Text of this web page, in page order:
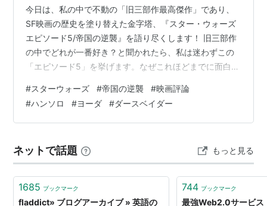
運営会社：セレゴ・ジャパン株式会社
今日は、私の中で不動の「旧三部作最高傑作」であり、
SF映画の歴史を塗り替えた金字塔、『スター・ウォーズ
エピソード5/帝国の逆襲』を語り尽くします！ 旧三部作
の中でどれが一番好き？と聞かれたら、私は迷わずこの
「エピソード5」を挙げます。なぜこれほどまでに面白い
事には『エピソード5/帝国の逆襲』およびシリーズ後半
の重大なネタバレが含まれます。未視聴の方はご注意く
ださい！ 出典：Disney+ 公式YouTube スター・ウォーズ
ープラス）より 👇シリーズの原点『エピソード4』につ
い…
#スターウォーズ #帝国の逆襲 #映画評論
#ハンソロ #ヨーダ #ダースベイダー
ネットで話題 もっと見る
1685 ブックマーク
fladdict» ブログアーカイブ » 英語の
744 ブックマーク
最強Web2.0サービ